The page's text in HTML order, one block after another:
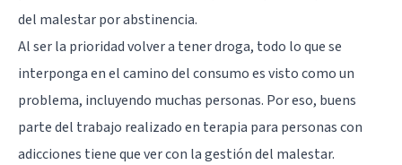
del malestar por abstinencia.
Al ser la prioridad volver a tener droga, todo lo que se
interponga en el camino del consumo es visto como un
problema, incluyendo muchas personas. Por eso, buens
parte del trabajo realizado en terapia para personas con
adicciones tiene que ver con la gestión del malestar.